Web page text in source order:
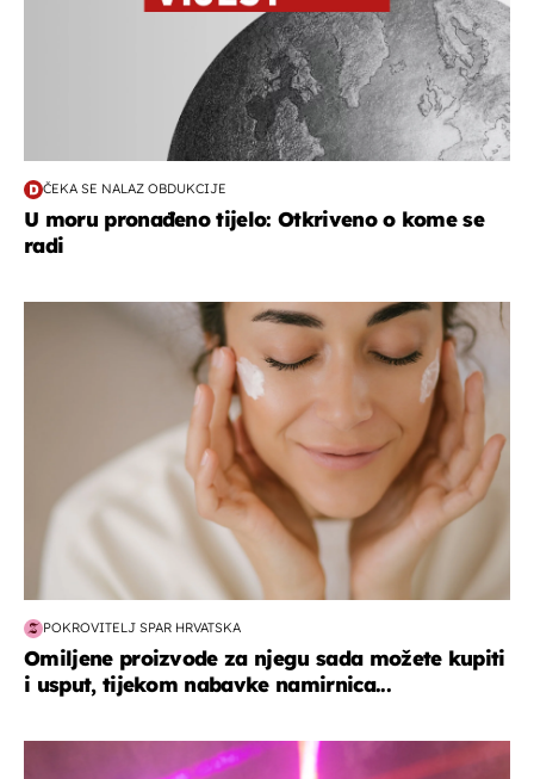
ČEKA SE NALAZ OBDUKCIJE
U moru pronađeno tijelo: Otkriveno o kome se
radi
moda & ljepota
POKROVITELJ SPAR HRVATSKA
Omiljene proizvode za njegu sada možete kupiti
i usput, tijekom nabavke namirnica...